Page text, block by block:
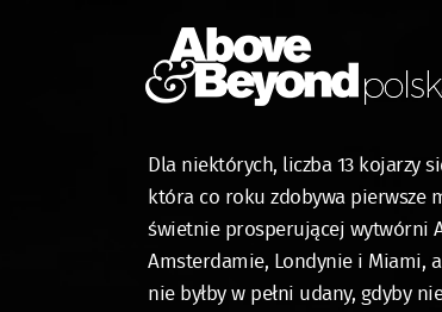
Dla niektórych, liczba 13 kojarzy
która co roku zdobywa pierwsze
świetnie prosperującej wytwórni
Amsterdamie, Londynie i Miami,
nie byłby w pełni udany, gdyby